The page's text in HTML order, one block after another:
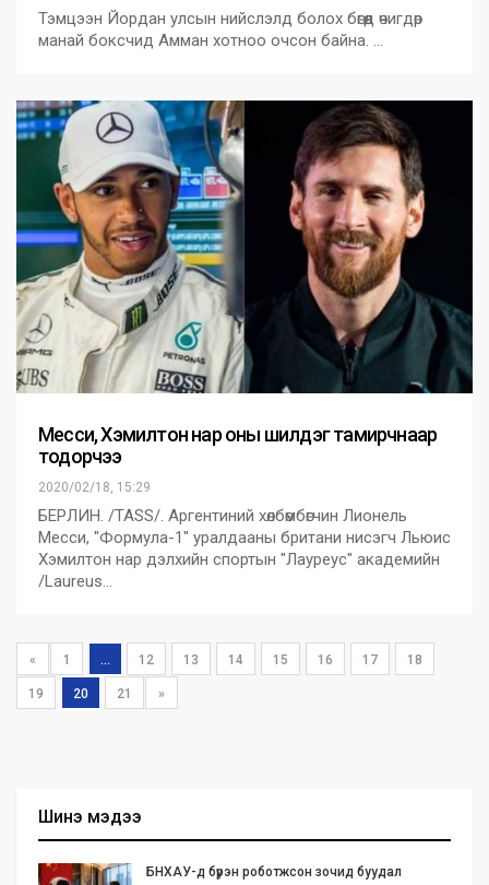
Тэмцээн Йордан улсын нийслэлд болох бөгөөд өчигдөр
манай боксчид Амман хотноо очсон байна. …
Месси, Хэмилтон нар оны шилдэг тамирчнаар
тодорчээ
2020/02/18, 15:29
БЕРЛИН. /TASS/. Аргентиний хөлбөмбөгчин Лионель
Месси, "Формула-1" уралдааны британи нисэгч Льюис
Хэмилтон нар дэлхийн спортын "Лауреус" академийн
/Laureus…
« 1 ... 12 13 14 15 16 17 18
19 20 21 »
Шинэ мэдээ
БНХАУ-д бүрэн роботжсон зочид буудал